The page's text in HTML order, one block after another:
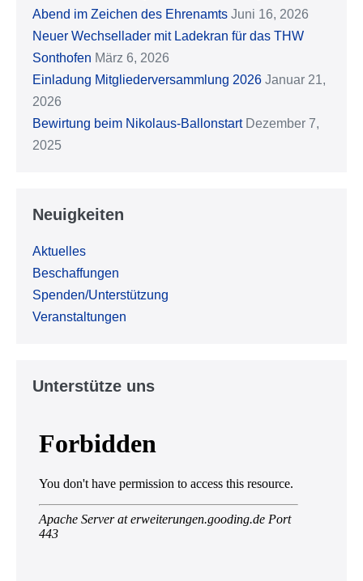
Abend im Zeichen des Ehrenamts Juni 16, 2026
Neuer Wechsellader mit Ladekran für das THW
Sonthofen März 6, 2026
Einladung Mitgliederversammlung 2026 Januar 21,
2026
Bewirtung beim Nikolaus-Ballonstart Dezember 7,
2025
Neuigkeiten
Aktuelles
Beschaffungen
Spenden/Unterstützung
Veranstaltungen
Unterstütze uns